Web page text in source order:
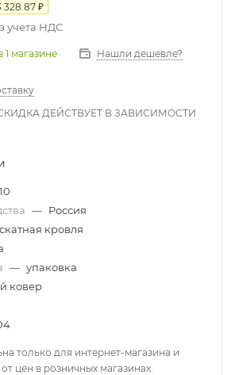
328.87₽
учета НДС
1 магазине Нашли дешевле?
ДЕЙСТВУЕТ В ЗАВИСИМОСТИ
10
— Россия
скатная кровля
— упаковка
ковер
только для интернет-магазина и
цен в розничных магазинах.